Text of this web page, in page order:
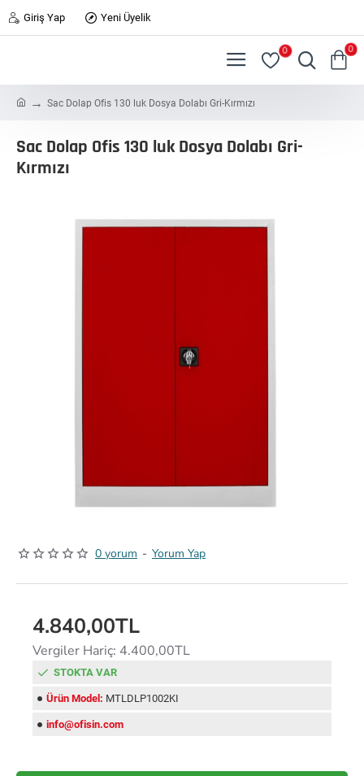
Giriş Yap Yeni Üyelik
0 0
e
Sac Dolap Ofis 130 luk Dosya Dolabı Gri-Kırmızı
Sac Dolap Ofis 130 luk Dosya Dolabı Gri-
Kırmızı
0 yorum - Yorum Yap
4.840,00TL
Vergiler Hariç: 4.400,00TL
STOKTA VAR
Ürün Model: MTLDLP1002KI
info@ofisin.com